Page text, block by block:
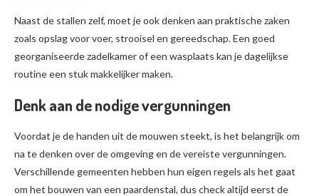
Naast de stallen zelf, moet je ook denken aan praktische zaken
zoals opslag voor voer, strooisel en gereedschap. Een goed
georganiseerde zadelkamer of een wasplaats kan je dagelijkse
routine een stuk makkelijker maken.
Denk aan de nodige vergunningen
Voordat je de handen uit de mouwen steekt, is het belangrijk om
na te denken over de omgeving en de vereiste vergunningen.
Verschillende gemeenten hebben hun eigen regels als het gaat
om het bouwen van een paardenstal, dus check altijd eerst de